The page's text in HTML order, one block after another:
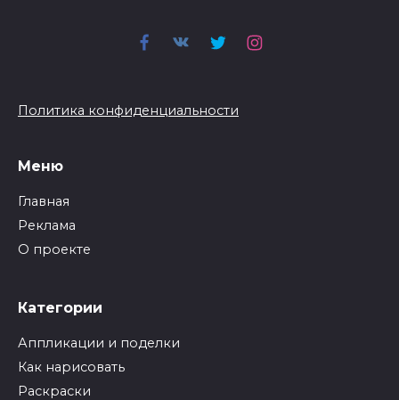
Политика конфиденциальности
Меню
Главная
Реклама
О проекте
Категории
Аппликации и поделки
Как нарисовать
Раскраски